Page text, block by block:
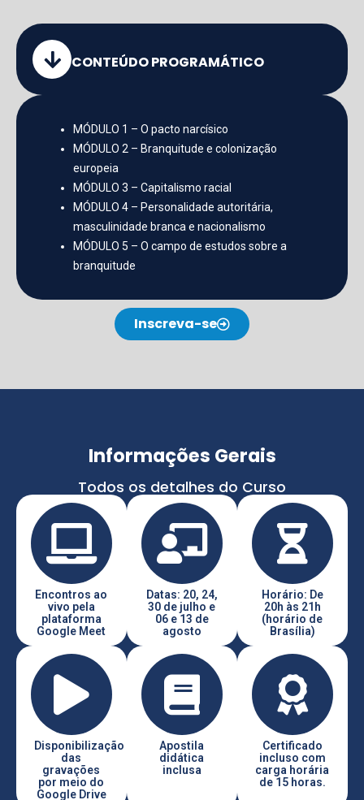
CONTEÚDO PROGRAMÁTICO
MÓDULO 1 – O pacto narcísico
MÓDULO 2 – Branquitude e colonização
europeia
MÓDULO 3 – Capitalismo racial
MÓDULO 4 – Personalidade autoritária,
masculinidade branca e nacionalismo
MÓDULO 5 – O campo de estudos sobre a
branquitude
Inscreva-se
Informações Gerais
Todos os detalhes do Curso
Encontros ao
vivo pela
plataforma
Google Meet
Datas: 20, 24,
30 de julho e
06 e 13 de
agosto
Horário: De
20h às 21h
(horário de
Brasília)
Disponibilização
das
gravações
por meio do
Google Drive
Apostila
didática
inclusa
Certificado
incluso com
carga horária
de 15 horas.